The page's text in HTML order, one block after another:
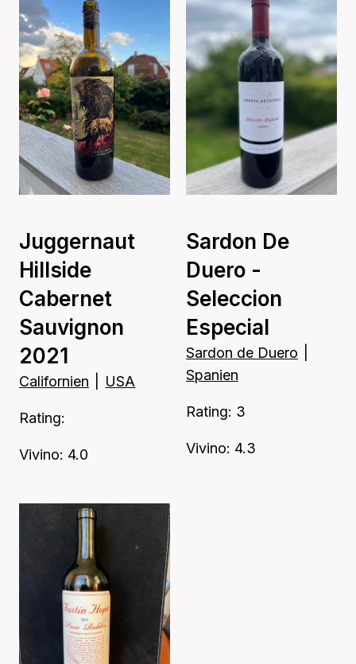
Juggernaut
Hillside
Cabernet
Sauvignon
2021
Californien USA
Rating:
Vivino: 4.0
Sardon De
Duero -
Seleccion
Especial
Sardon de Duero
Spanien
Rating: 3
Vivino: 4.3